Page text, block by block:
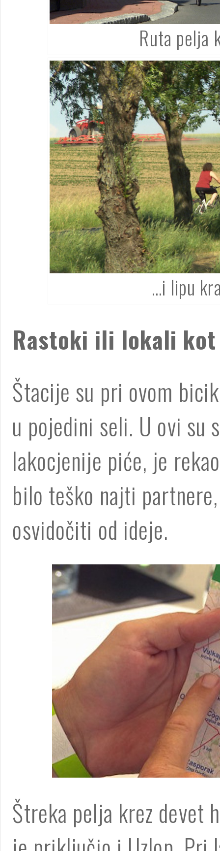
Ruta pelja
…i lipu
Rastoki ili lokali
Štacije su pri ovom
u pojedini seli. U ovi
lakocjenije piće, je
bilo teško najti
osvidočiti od ideje.
Štreka pelja krez devet